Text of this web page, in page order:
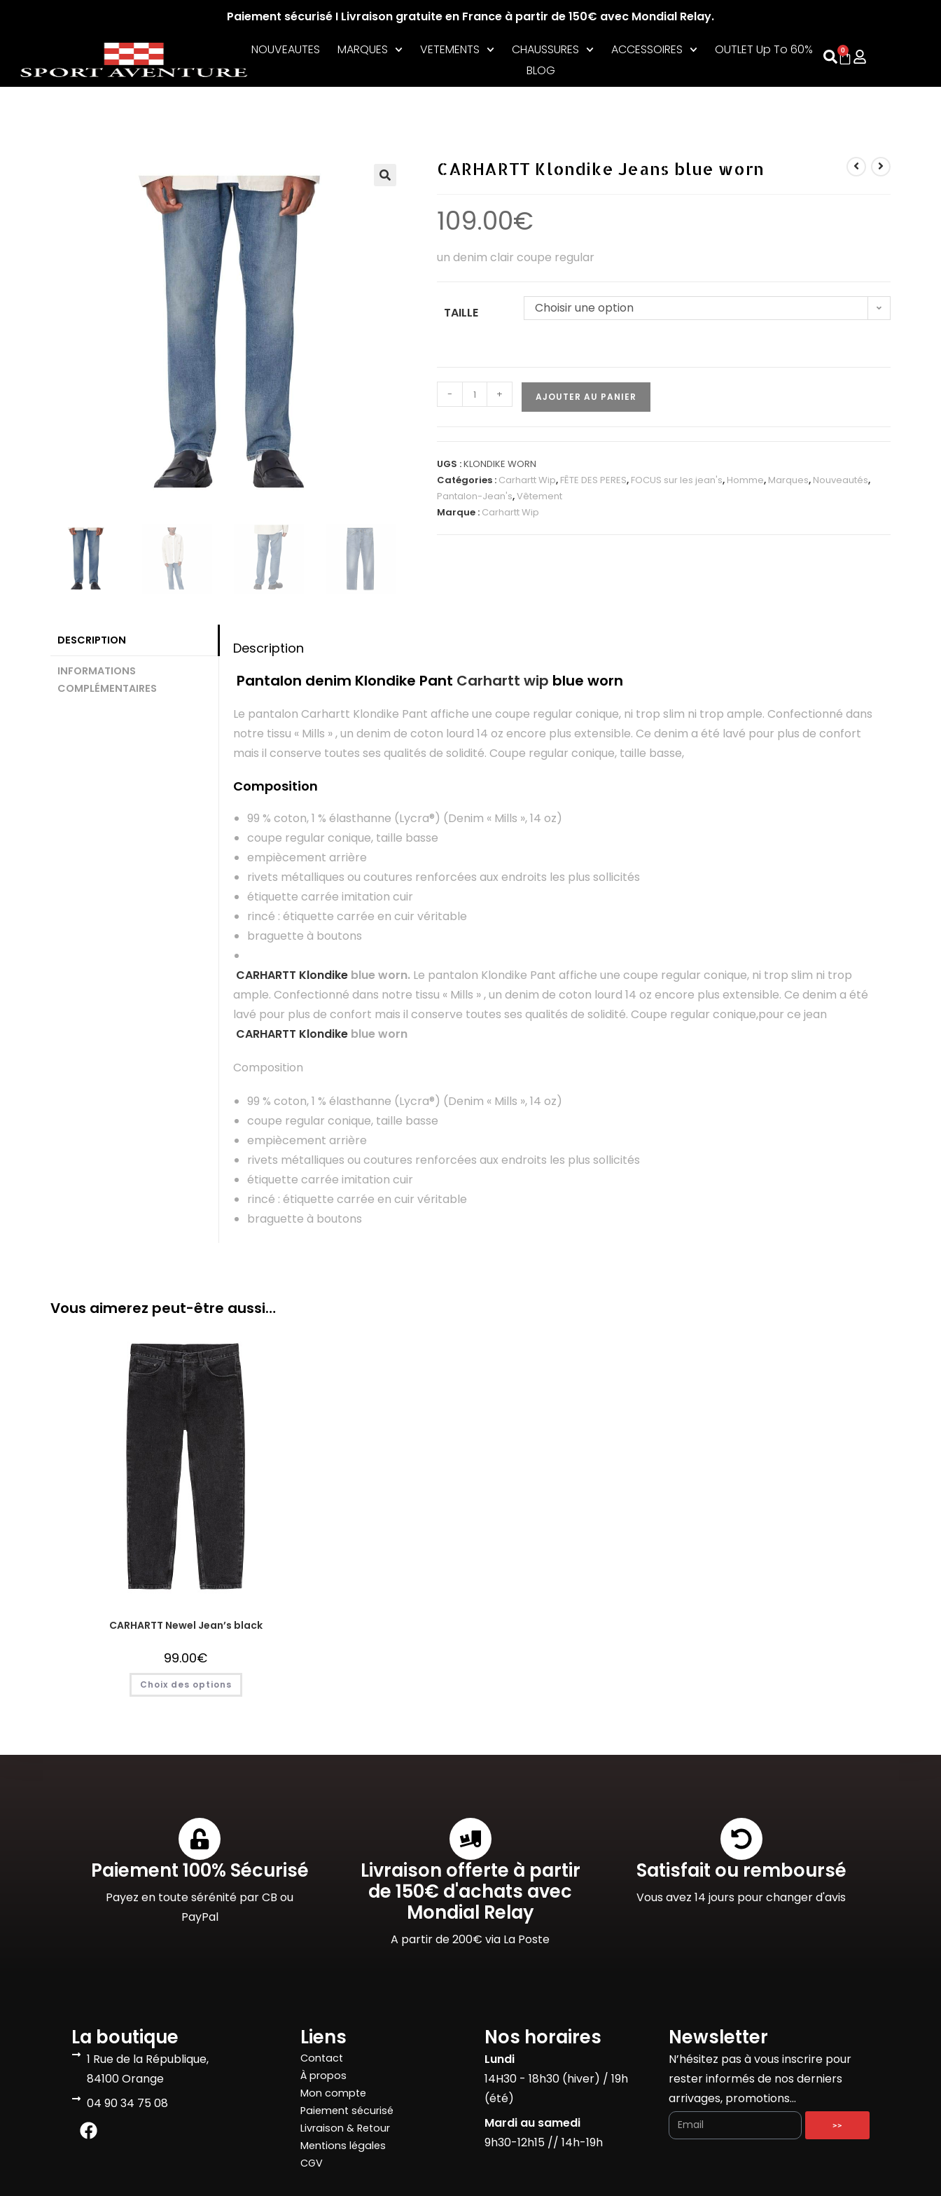
Paiement sécurisé I Livraison gratuite en France à partir de 150€ avec Mondial Relay.
NOUVEAUTES MARQUES VETEMENTS CHAUSSURES ACCESSOIRES
OUTLET Up To 60%
BLOG
0
CARHARTT Klondike Jeans blue worn
109.00€
un denim clair coupe regular
TAILLE Choisir une option
- + AJOUTER AU PANIER
UGS :KLONDIKE WORN
Catégories : Carhartt Wip, FÊTE DES PERES, FOCUS sur les jean's, Homme, Marques, Nouveautés,
Pantalon-Jean's,Vêtement
Marque : Carhartt Wip
DESCRIPTION
INFORMATIONS
COMPLÉMENTAIRES
Description
Pantalon denim Klondike Pant Carhartt wip blue worn
Le pantalon Carhartt Klondike Pant affiche une coupe regular conique, ni trop slim ni trop ample. Confectionné dans
notre tissu « Mills » , un denim de coton lourd 14 oz encore plus extensible. Ce denim a été lavé pour plus de confort
mais il conserve toutes ses qualités de solidité. Coupe regular conique, taille basse,
Composition
99 % coton, 1 % élasthanne (Lycra®) (Denim « Mills », 14 oz)
coupe regular conique, taille basse
empiècement arrière
rivets métalliques ou coutures renforcées aux endroits les plus sollicités
étiquette carrée imitation cuir
rincé : étiquette carrée en cuir véritable
braguette à boutons
CARHARTT Klondike blue worn. Le pantalon Klondike Pant affiche une coupe regular conique, ni trop slim ni trop
ample. Confectionné dans notre tissu « Mills » , un denim de coton lourd 14 oz encore plus extensible. Ce denim a été
lavé pour plus de confort mais il conserve toutes ses qualités de solidité. Coupe regular conique,pour ce jean
CARHARTT Klondike blue worn
Composition
99 % coton, 1 % élasthanne (Lycra®) (Denim « Mills », 14 oz)
coupe regular conique, taille basse
empiècement arrière
rivets métalliques ou coutures renforcées aux endroits les plus sollicités
étiquette carrée imitation cuir
rincé : étiquette carrée en cuir véritable
braguette à boutons
Vous aimerez peut-être aussi…
CARHARTT Newel Jean’s black
99.00€
Choix des options
Paiement 100% Sécurisé
Payez en toute sérénité par CB ou
PayPal
Livraison offerte à partir
de 150€ d'achats avec
Mondial Relay
A partir de 200€ via La Poste
Satisfait ou remboursé
Vous avez 14 jours pour changer d'avis
La boutique
1 Rue de la République,
84100 Orange
04 90 34 75 08
Liens
Contact
À propos
Mon compte
Paiement sécurisé
Livraison & Retour
Mentions légales
CGV
Nos horaires
Lundi
14H30 - 18h30 (hiver) / 19h
(été)
Mardi au samedi
9h30-12h15 // 14h-19h
Newsletter
N’hésitez pas à vous inscrire pour
rester informés de nos derniers
arrivages, promotions…
>>